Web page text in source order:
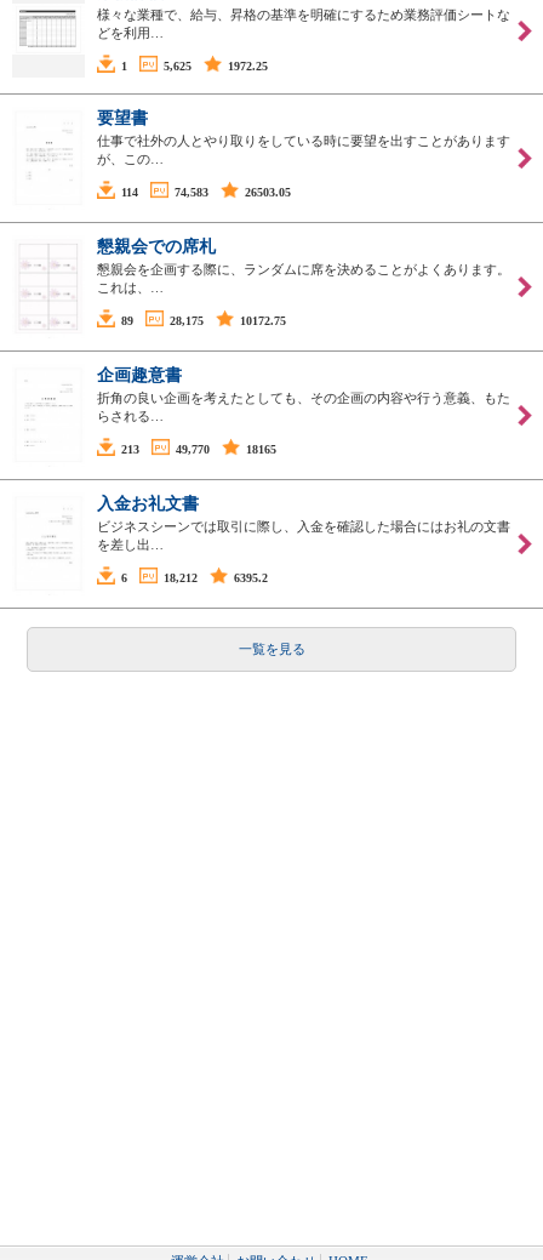
様々な業種で、給与、昇格の基準を明確にするため業務評価シートな
どを利用…
1 5,625 1972.25
要望書
仕事で社外の人とやり取りをしている時に要望を出すことがあります
が、この…
114 74,583 26503.05
懇親会での席札
懇親会を企画する際に、ランダムに席を決めることがよくあります。
これは、…
89 28,175 10172.75
企画趣意書
折角の良い企画を考えたとしても、その企画の内容や行う意義、もた
らされる…
213 49,770 18165
入金お礼文書
ビジネスシーンでは取引に際し、入金を確認した場合にはお礼の文書
を差し出…
6 18,212 6395.2
一覧を見る